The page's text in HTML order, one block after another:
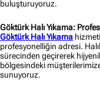
buluşturuyoruz.
Göktürk Halı Yıkama:
Göktürk Halı Yıkama
profesyonelliğin adresi.
sürecinden geçirerek
bölgesindeki
sunuyoruz.